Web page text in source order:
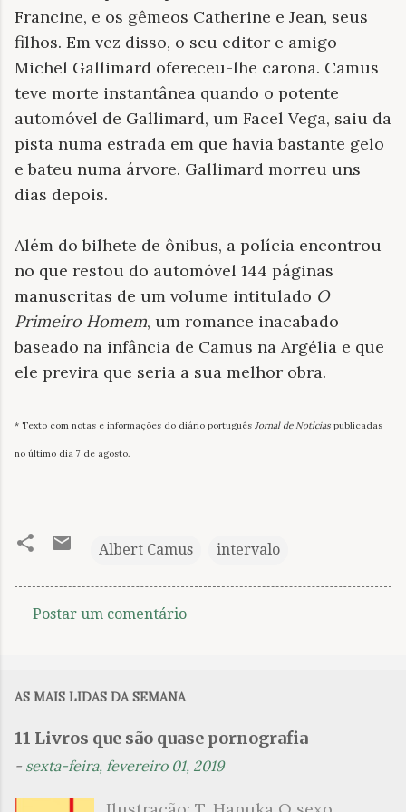
Francine, e os gêmeos Catherine e Jean, seus
filhos. Em vez disso, o seu editor e amigo
Michel Gallimard ofereceu-lhe carona. Camus
teve morte instantânea quando o potente
automóvel de Gallimard, um Facel Vega, saiu da
pista numa estrada em que havia bastante gelo
e bateu numa árvore. Gallimard morreu uns
dias depois.
Além do bilhete de ônibus, a polícia encontrou
no que restou do automóvel 144 páginas
manuscritas de um volume intitulado O
Primeiro Homem, um romance inacabado
baseado na infância de Camus na Argélia e que
ele previra que seria a sua melhor obra.
* Texto com notas e informações do diário português Jornal de Notícias publicadas
no último dia 7 de agosto.
Albert Camus intervalo
n
Postar um comentário
AS MAIS LIDAS DA SEMANA
11 Livros que são quase pornografia
- sexta-feira, fevereiro 01, 2019